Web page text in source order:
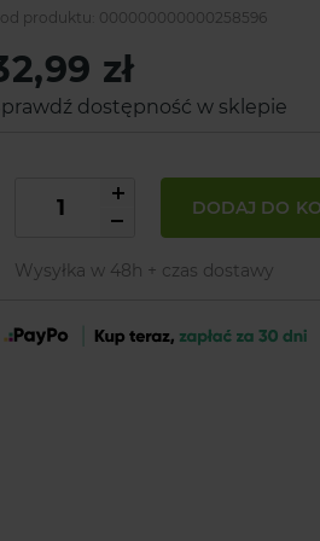
produktu: 000000000000258596
zł
dostępność w sklepie
DODAJ DO
Wysyłka w 48h + czas dostawy